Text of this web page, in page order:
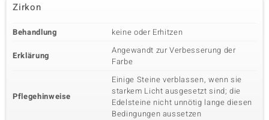
Zirkon
Behandlung keine oder Erhitzen
Erklärung
Angewandt zur Verbesserung der
Farbe
Pflegehinweise
Einige Steine verblassen, wenn sie
starkem Licht ausgesetzt sind; die
Edelsteine nicht unnötig lange diesen
Bedingungen aussetzen